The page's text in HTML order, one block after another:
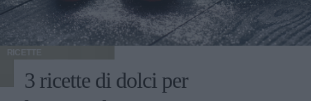
RICETTE
3 ricette di dolci per